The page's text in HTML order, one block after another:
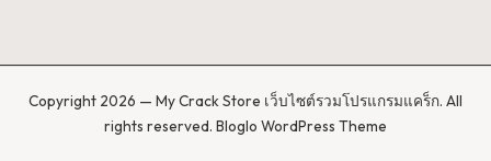
Copyright 2026 — My Crack Store เว็บไซต์รวมโปรแกรมแคร็ก. All
rights reserved. Bloglo WordPress Theme